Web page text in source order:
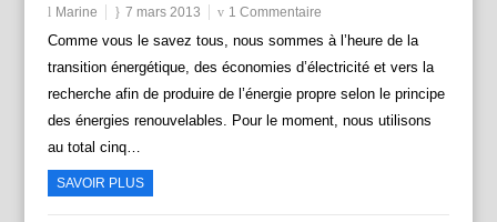
Marine 7 mars 2013 1 Commentaire
Comme vous le savez tous, nous sommes à l’heure de la
transition énergétique, des économies d’électricité et vers la
recherche afin de produire de l’énergie propre selon le principe
des énergies renouvelables. Pour le moment, nous utilisons
au total cinq…
SAVOIR PLUS